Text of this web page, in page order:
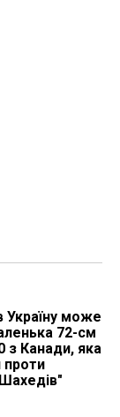
Україну може
72-см
з Канади, яка
проти